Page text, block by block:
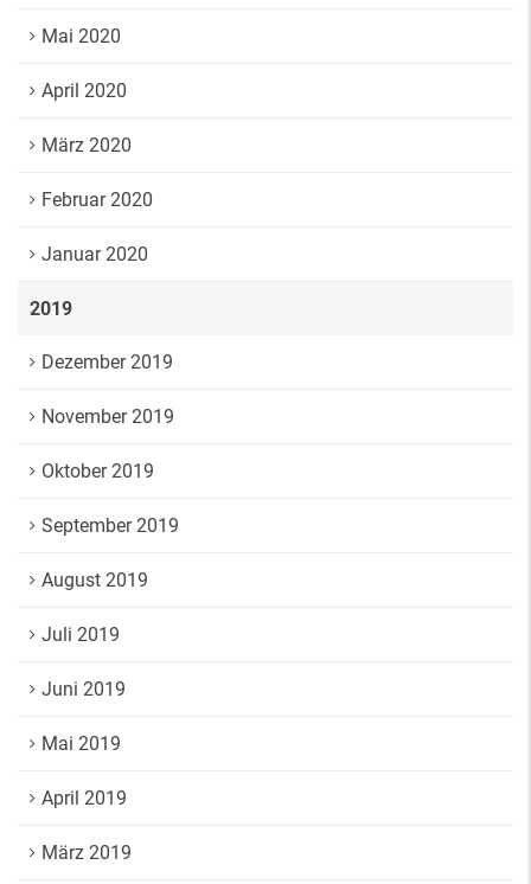
Mai 2020
April 2020
März 2020
Februar 2020
Januar 2020
2019
Dezember 2019
November 2019
Oktober 2019
September 2019
August 2019
Juli 2019
Juni 2019
Mai 2019
April 2019
März 2019